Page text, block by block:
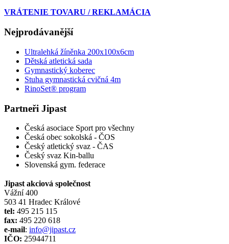
VRÁTENIE TOVARU / REKLAMÁCIA
Nejprodávanější
Ultralehká žíněnka 200x100x6cm
Dětská atletická sada
Gymnastický koberec
Stuha gymnastická cvičná 4m
RinoSet® program
Partneři Jipast
Česká asociace Sport pro všechny
Česká obec sokolská - ČOS
Český atletický svaz - ČAS
Český svaz Kin-ballu
Slovenská gym. federace
Jipast akciová společnost
Vážní 400
503 41 Hradec Králové
tel: 495 215 115
fax: 495 220 618
e-mail: info@jipast.cz
IČO: 25944711